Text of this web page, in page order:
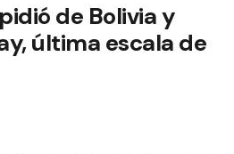
de Bolivia y
última escala de